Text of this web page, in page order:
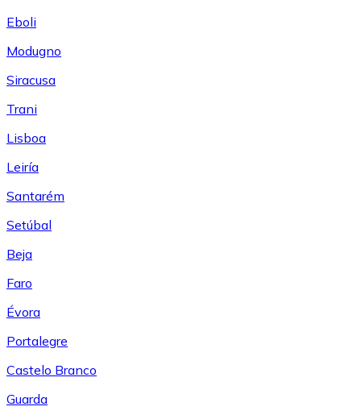
Eboli
Modugno
Siracusa
Trani
Lisboa
Leiría
Santarém
Setúbal
Beja
Faro
Évora
Portalegre
Castelo Branco
Guarda